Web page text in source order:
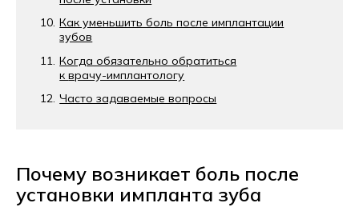
Как уменьшить боль после имплантации
зубов
Когда обязательно обратиться
кврачу-имплантологу
Часто задаваемые вопросы
Почему возникает боль после
установки импланта зуба